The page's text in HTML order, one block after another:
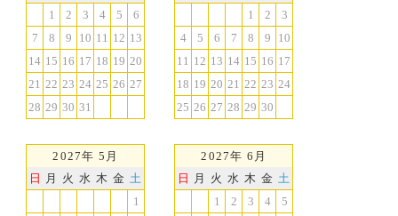
1
2 3 4 5
6
7
8 9 10 11 12 13
14 15 16 17 18 19 20
21 22 23 24 25 26 27
28 29 30 31
1
2
3
4
5 6 7 8 9
10
11 12 13 14 15 16 17
18 19 20 21 22 23 24
25 26 27 28 29 30
2027年 5月
日
月 火 水 木 金 土
1
2027年 6月
日
月 火 水 木 金 土
1
2 3 4
5